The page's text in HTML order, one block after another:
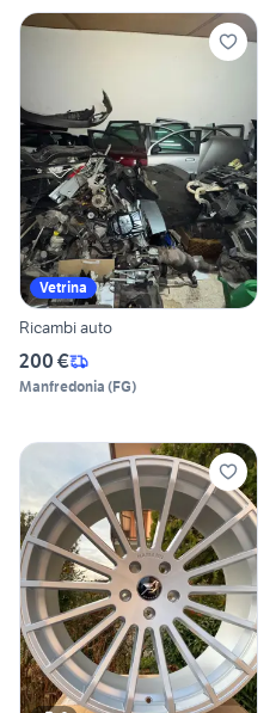
Vetrina
Ricambi auto
200 €
Manfredonia (FG)